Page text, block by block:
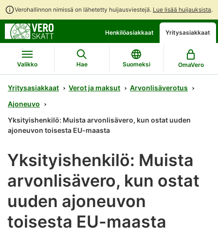
Verohallinnon nimissä on lähetetty huijausviestejä. Lue lisää huijauksista.
suoraan
sisältöön
koko
sivuston
hakuun
chattibotin
keskustelu
Henkilöasiakkaat Yritysasiakkaat
Valikko Hae Suomeksi OmaVero
Yritysasiakkaat Verot ja maksut
Arvonlisäverotus
Ajoneuvo
Yksityishenkilö: Muista arvonlisävero, kun ostat uuden
ajoneuvon toisesta EU-maasta
Yksityishenkilö: Muista
arvonlisävero, kun ostat
uuden ajoneuvon
toisesta EU-maasta